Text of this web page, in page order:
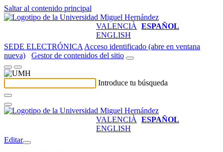
Saltar al contenido principal
VALENCIÀ
ESPAÑOL
ENGLISH
SEDE ELECTRÓNICA Acceso identificado (abre en ventana
nueva)
Gestor de contenidos del sitio
Introduce tu búsqueda
VALENCIÀ
ESPAÑOL
ENGLISH
Editar